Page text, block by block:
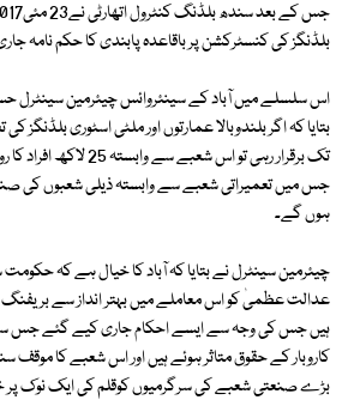
بلڈنگز کی کنسٹرکشن پر باقاعدہ پابندی کا حکم نامہ
اس سلسلے میں آباد کے سینئروائس چیئرمین
تک برقرار رہی تو اس شعبے
جس میں تعمیراتی شعبے سے وابستہ ذیلی شعبوں کی
ہوں گے۔
چیئرمین سینٹرل نے بتایا کہ آباد کا خیال ہے کہ
عدالت عظمیٰ کو اس معاملے میں بہتر انداز سے بریفنگ
ہیں جس کی وجہ سے ایسے احکام جاری کیے گئے جس
کاروبار کے حقوق متاثر ہوئے ہیں اور اس شعبے کا
بڑے صنعتی شعبے کی سرگرمیوں کوقلم کی ایک نوک پر